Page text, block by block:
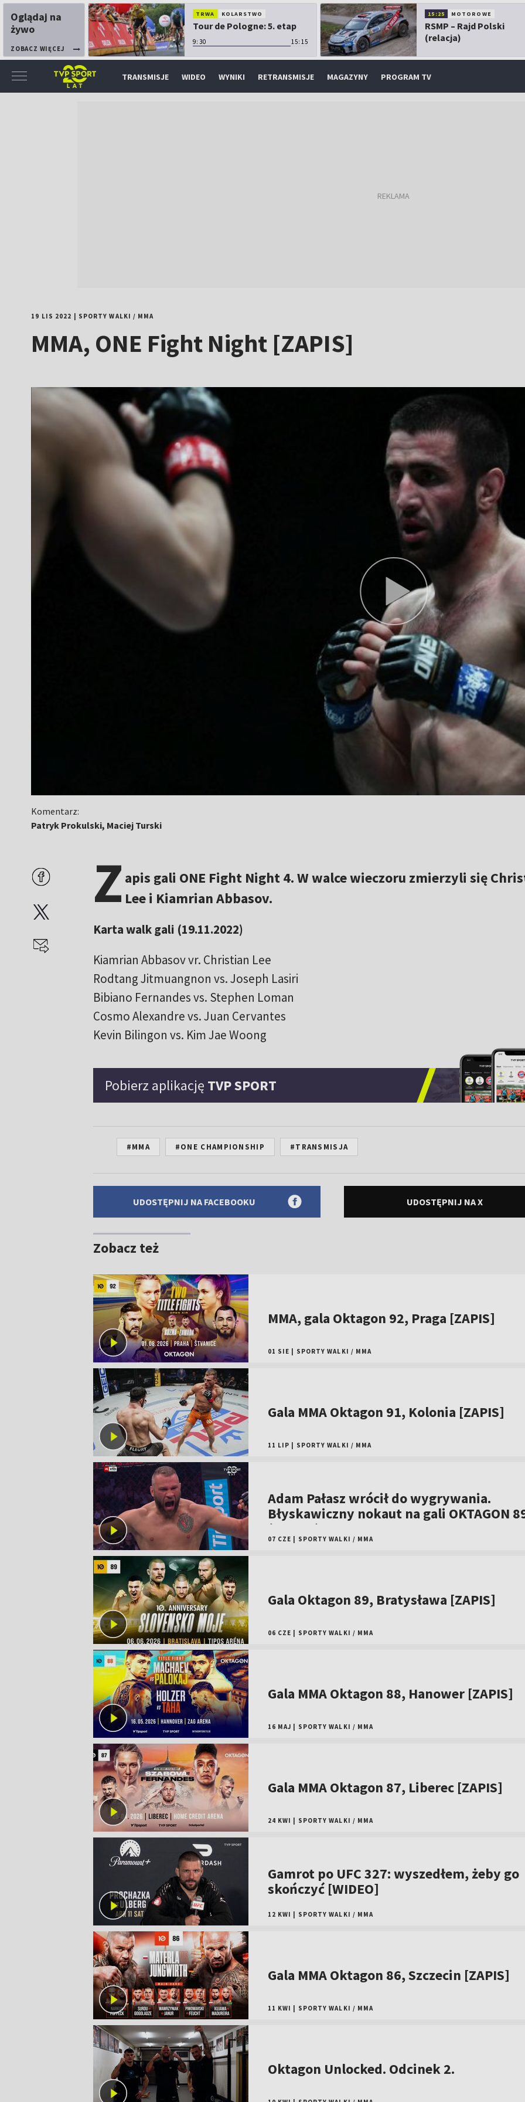
Oglądaj na
żywo
ZOBACZ WIĘCEJ
TRWA KOLARSTWO
Tour de Pologne: 5. etap
9:30 15:15
15:25 MOTOROWE
RSMP – Rajd Polski
(relacja)
TRANSMISJE WIDEO WYNIKI RETRANSMISJE MAGAZYNY PROGRAM TV
19 LIS 2022 SPORTY WALKI / MMA
MMA, ONE Fight Night [ZAPIS]
Komentarz:
Patryk Prokulski, Maciej Turski
Z apis gali ONE Fight Night 4. W walce wieczoru zmierzyli się
Lee i Kiamrian Abbasov.
Karta walk gali (19.11.2022)
Kiamrian Abbasov vr. Christian Lee
Rodtang Jitmuangnon vs. Joseph Lasiri
Bibiano Fernandes vs. Stephen Loman
Cosmo Alexandre vs. Juan Cervantes
Kevin Bilingon vs. Kim Jae Woong
Pobierz aplikację TVP SPORT
#MMA #ONE CHAMPIONSHIP #TRANSMISJA
UDOSTĘPNIJ NA FACEBOOKU UDOSTĘPNIJ NA X
Zobacz też
MMA, gala Oktagon 92, Praga [ZAPIS]
01 SIE SPORTY WALKI / MMA
Gala MMA Oktagon 91, Kolonia [ZAPIS]
11 LIP SPORTY WALKI / MMA
Adam Pałasz wrócił do wygrywania.
Błyskawiczny nokaut na gali OKTAGON
(WIDEO)
07 CZE SPORTY WALKI / MMA
Gala Oktagon 89, Bratysława [ZAPIS]
06 CZE SPORTY WALKI / MMA
Gala MMA Oktagon 88, Hanower [ZAPIS]
16 MAJ SPORTY WALKI / MMA
Gala MMA Oktagon 87, Liberec [ZAPIS]
24 KWI SPORTY WALKI / MMA
Gamrot po UFC 327: wyszedłem, żeby go
skończyć [WIDEO]
12 KWI SPORTY WALKI / MMA
Gala MMA Oktagon 86, Szczecin [ZAPIS]
11 KWI SPORTY WALKI / MMA
Oktagon Unlocked. Odcinek 2.